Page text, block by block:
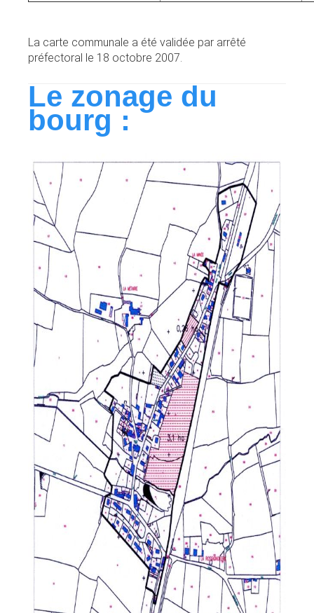
La carte communale a été validée par arrêté
préfectoral le 18 octobre 2007.
Le zonage du
bourg :